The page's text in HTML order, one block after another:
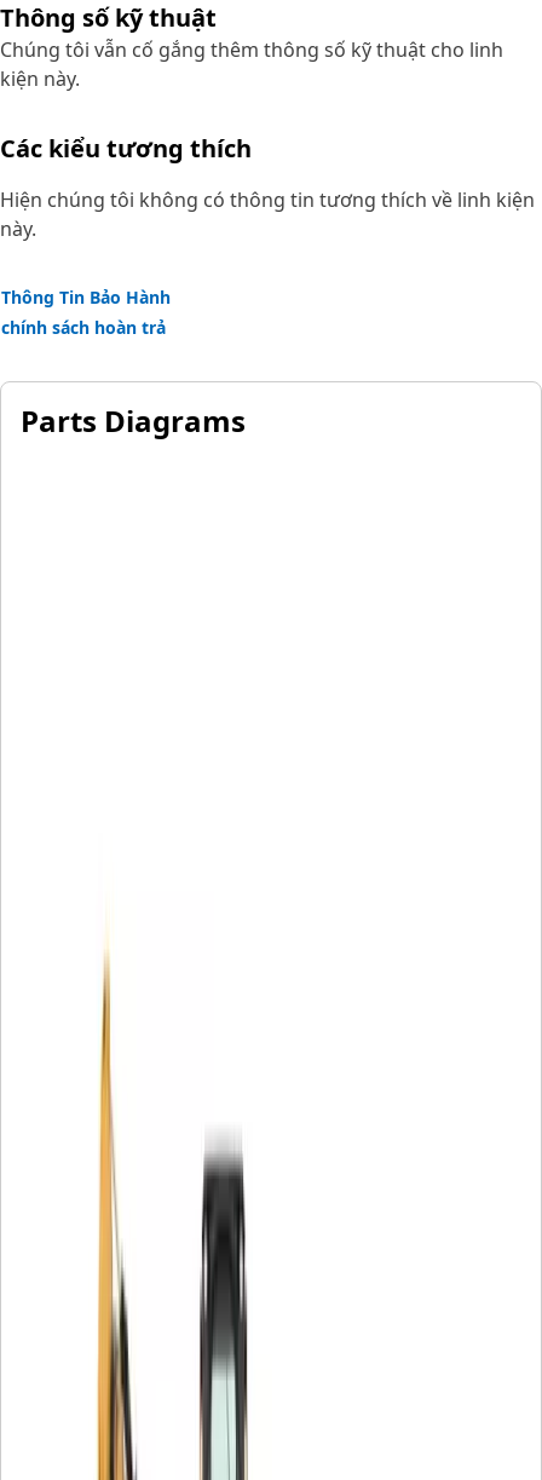
Thông số kỹ thuật
Chúng tôi vẫn cố gắng thêm thông số kỹ thuật cho linh
kiện này.
Các kiểu tương thích
Hiện chúng tôi không có thông tin tương thích về linh kiện
này.
Thông Tin Bảo Hành
chính sách hoàn trả
Parts Diagrams